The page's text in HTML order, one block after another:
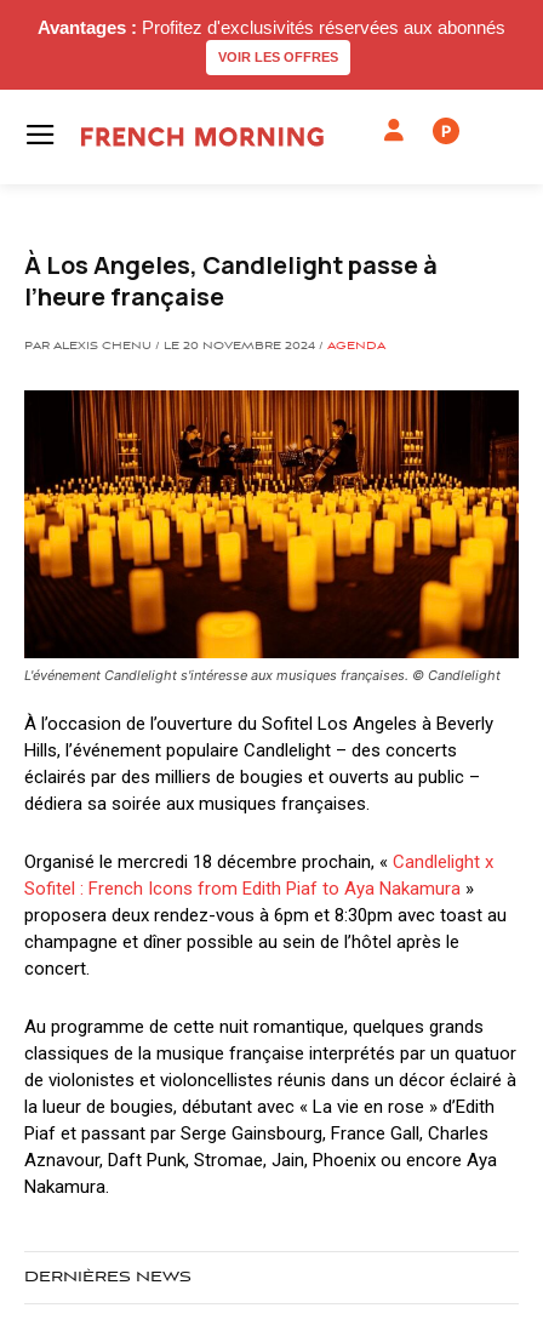
Avantages : Profitez d'exclusivités réservées aux abonnés
VOIR LES OFFRES
P
À Los Angeles, Candlelight passe à
l’heure française
PAR ALEXIS CHENU / LE 20 NOVEMBRE 2024 / AGENDA
L'événement Candlelight s'intéresse aux musiques françaises. © Candlelight
À l’occasion de l’ouverture du Sofitel Los Angeles à Beverly
Hills, l’événement populaire Candlelight – des concerts
éclairés par des milliers de bougies et ouverts au public –
dédiera sa soirée aux musiques françaises.
Organisé le mercredi 18 décembre prochain, « Candlelight x
Sofitel : French Icons from Edith Piaf to Aya Nakamura »
proposera deux rendez-vous à 6pm et 8:30pm avec toast au
champagne et dîner possible au sein de l’hôtel après le
concert.
Au programme de cette nuit romantique, quelques grands
classiques de la musique française interprétés par un quatuor
de violonistes et violoncellistes réunis dans un décor éclairé à
la lueur de bougies, débutant avec « La vie en rose » d’Edith
Piaf et passant par Serge Gainsbourg, France Gall, Charles
Aznavour, Daft Punk, Stromae, Jain, Phoenix ou encore Aya
Nakamura.
DERNIÈRES NEWS